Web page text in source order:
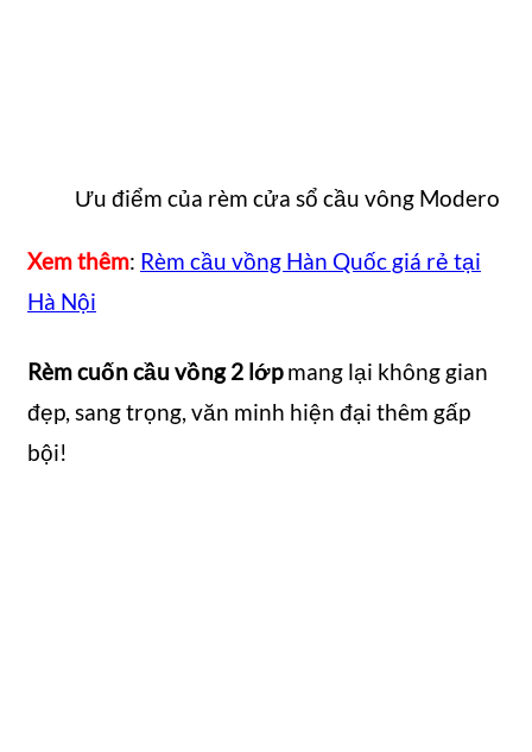
Ưu điểm của rèm cửa sổ cầu vông Modero
Xem thêm: Rèm cầu vồng Hàn Quốc giá rẻ tại
Hà Nội
Rèm cuốn cầu vồng 2 lớpmang lại không gian
đẹp, sang trọng, văn minh hiện đại thêm gấp
bội!